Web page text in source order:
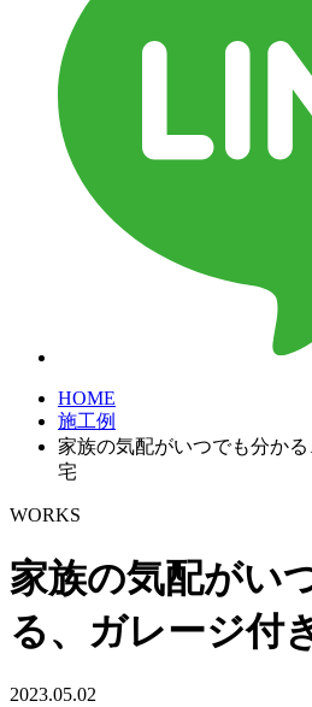
HOME
施工例
家族の気配がいつでも分か
宅
WORKS
家族の気配がい
る、ガレージ付
2023.05.02